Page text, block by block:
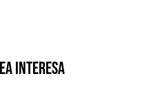
interesa